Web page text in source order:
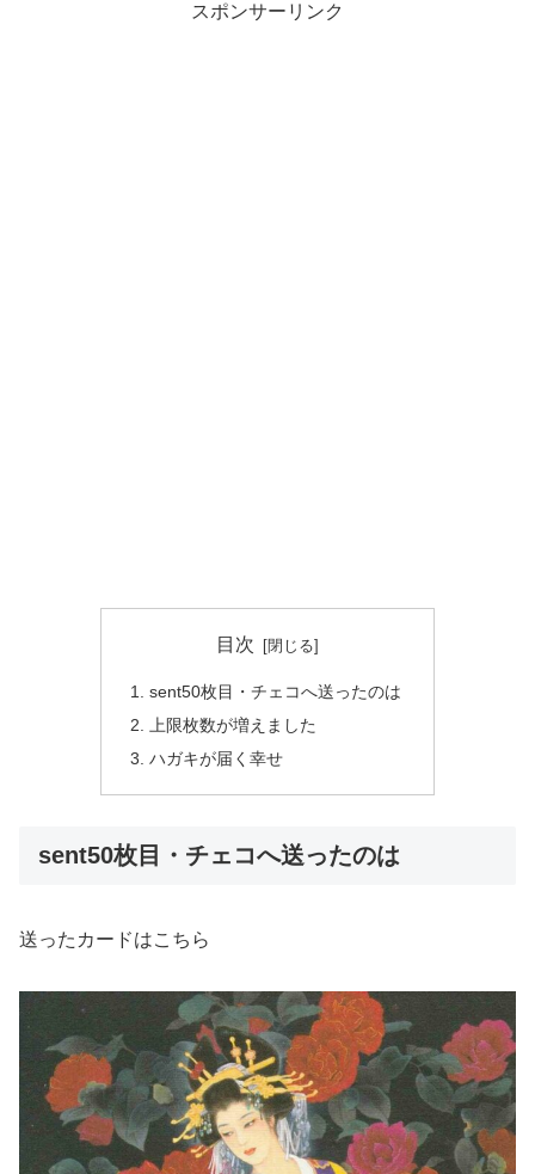
スポンサーリンク
目次
sent50枚目・チェコへ送ったのは
上限枚数が増えました
ハガキが届く幸せ
sent50枚目・チェコへ送ったのは
送ったカードはこちら